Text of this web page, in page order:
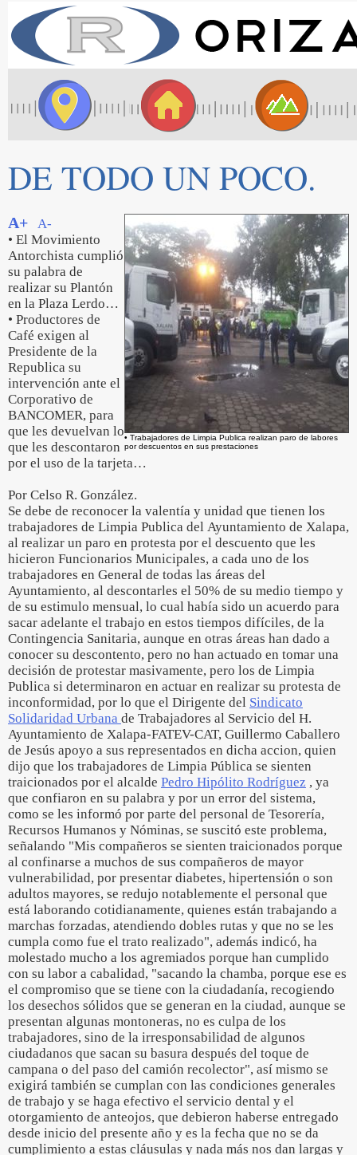
DE TODO UN POCO.
• Trabajadores de Limpia Publica realizan paro de labores
por descuentos en sus prestaciones
A+
A-
• El Movimiento
Antorchista cumplió
su palabra de
realizar su Plantón
en la Plaza Lerdo…
• Productores de
Café exigen al
Presidente de la
Republica su
intervención ante el
Corporativo de
BANCOMER, para
que les devuelvan lo
que les descontaron
por el uso de la tarjeta…
Por Celso R. González.
Se debe de reconocer la valentía y unidad que tienen los
trabajadores de Limpia Publica del Ayuntamiento de Xalapa,
al realizar un paro en protesta por el descuento que les
hicieron Funcionarios Municipales, a cada uno de los
trabajadores en General de todas las áreas del
Ayuntamiento, al descontarles el 50% de su medio tiempo y
de su estimulo mensual, lo cual había sido un acuerdo para
sacar adelante el trabajo en estos tiempos difíciles, de la
Contingencia Sanitaria, aunque en otras áreas han dado a
conocer su descontento, pero no han actuado en tomar una
decisión de protestar masivamente, pero los de Limpia
Publica si determinaron en actuar en realizar su protesta de
inconformidad, por lo que el Dirigente del Sindicato
Solidaridad Urbana de Trabajadores al Servicio del H.
Ayuntamiento de Xalapa-FATEV-CAT, Guillermo Caballero
de Jesús apoyo a sus representados en dicha accion, quien
dijo que los trabajadores de Limpia Pública se sienten
traicionados por el alcalde Pedro Hipólito Rodríguez , ya
que confiaron en su palabra y por un error del sistema,
como se les informó por parte del personal de Tesorería,
Recursos Humanos y Nóminas, se suscitó este problema,
señalando "Mis compañeros se sienten traicionados porque
al confinarse a muchos de sus compañeros de mayor
vulnerabilidad, por presentar diabetes, hipertensión o son
adultos mayores, se redujo notablemente el personal que
está laborando cotidianamente, quienes están trabajando a
marchas forzadas, atendiendo dobles rutas y que no se les
cumpla como fue el trato realizado", además indicó, ha
molestado mucho a los agremiados porque han cumplido
con su labor a cabalidad, "sacando la chamba, porque ese es
el compromiso que se tiene con la ciudadanía, recogiendo
los desechos sólidos que se generan en la ciudad, aunque se
presentan algunas montoneras, no es culpa de los
trabajadores, sino de la irresponsabilidad de algunos
ciudadanos que sacan su basura después del toque de
campana o del paso del camión recolector", así mismo se
exigirá también se cumplan con las condiciones generales
de trabajo y se haga efectivo el servicio dental y el
otorgamiento de anteojos, que debieron haberse entregado
desde inicio del presente año y es la fecha que no se da
cumplimiento a estas cláusulas y nada más nos dan largas y